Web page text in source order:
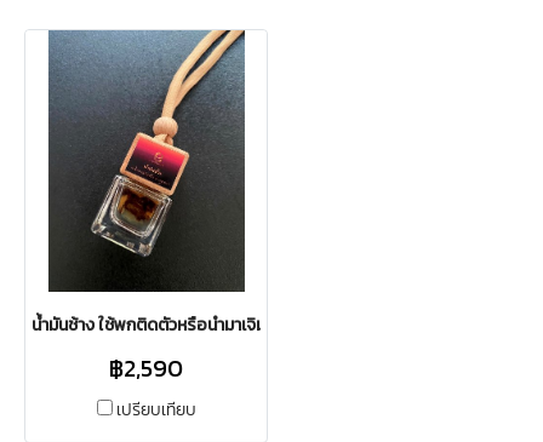
น้ำมันช้าง ใช้พกติดตัวหรือนำมาเจิมได้ สกัดกลิ่นแล้ว (มีกลิ่นหอม)
฿2,590
เปรียบเทียบ